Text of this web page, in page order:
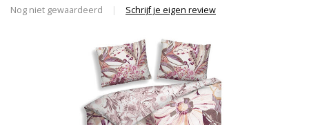
Nog niet gewaardeerd | Schrijf je eigen review